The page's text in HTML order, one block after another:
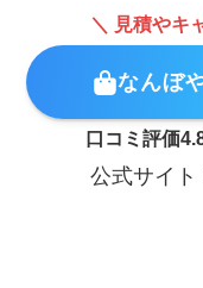
＼ 見積やキ
なんぼ
口コミ評価
公式サイト